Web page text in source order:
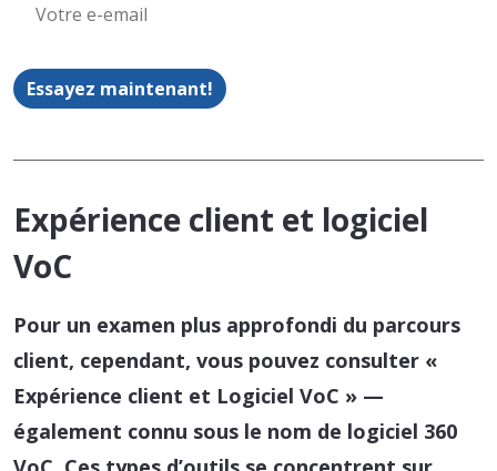
Essayez maintenant!
Expérience client et logiciel
VoC
Pour un examen plus approfondi du parcours
client, cependant, vous pouvez consulter «
Expérience client et Logiciel VoC » —
également connu sous le nom de logiciel 360